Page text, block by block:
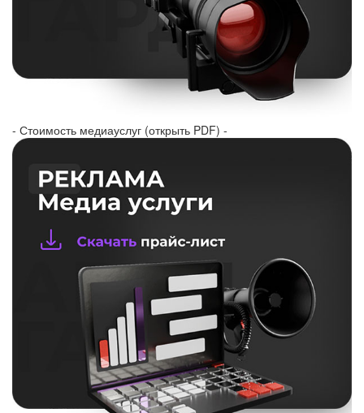
- Стоимость медиауслуг (открыть PDF) -